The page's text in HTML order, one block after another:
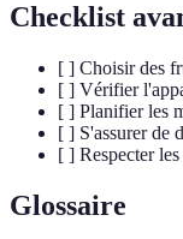
Checklist
[ ] Choisir des
[ ] Vérifier
[ ] Planifier les
[ ] S'assurer de
[ ] Respecter
Glossaire